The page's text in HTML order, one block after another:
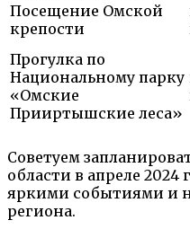
Посещение Омской
крепости
Прогулка по
Национальному парку
«Омские
Прииртышские леса»
Советуем
области в апреле 2024
яркими событиями и
региона.